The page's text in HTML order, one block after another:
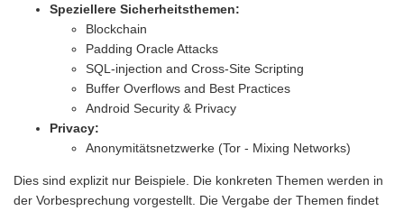
Speziellere Sicherheitsthemen:
Blockchain
Padding Oracle Attacks
SQL-injection and Cross-Site Scripting
Buffer Overflows and Best Practices
Android Security & Privacy
Privacy:
Anonymitätsnetzwerke (Tor - Mixing Networks)
Dies sind explizit nur Beispiele. Die konkreten Themen werden in
der Vorbesprechung vorgestellt. Die Vergabe der Themen findet